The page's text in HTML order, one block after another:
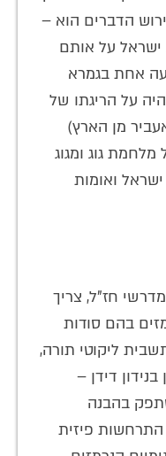
הדברים הוא –
על אותם
אחת בגמרא
על הריגתו של
מן הארץ)
מלחמת גוג ומגוג
ואומות
חז"ל, צריך
בהם סודות
ליקוטי תורה,
דידן –
בהבנה
פיזית